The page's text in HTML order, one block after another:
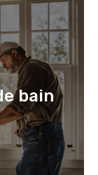
bain